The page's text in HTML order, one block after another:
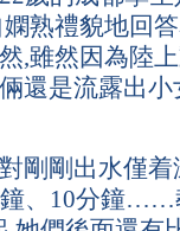
熟禮貌地回
,雖然因為陸
還是流露出
剛出水僅着
鐘、10分鐘……